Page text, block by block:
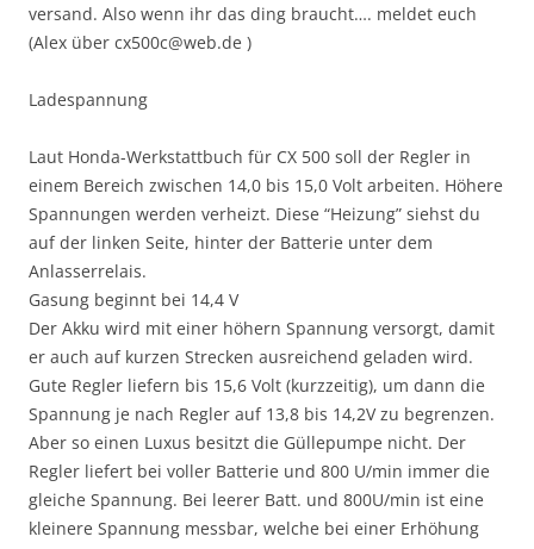
versand. Also wenn ihr das ding braucht…. meldet euch
(Alex über cx500c@web.de )
Ladespannung
Laut Honda-Werkstattbuch für CX 500 soll der Regler in
einem Bereich zwischen 14,0 bis 15,0 Volt arbeiten. Höhere
Spannungen werden verheizt. Diese “Heizung” siehst du
auf der linken Seite, hinter der Batterie unter dem
Anlasserrelais.
Gasung beginnt bei 14,4 V
Der Akku wird mit einer höhern Spannung versorgt, damit
er auch auf kurzen Strecken ausreichend geladen wird.
Gute Regler liefern bis 15,6 Volt (kurzzeitig), um dann die
Spannung je nach Regler auf 13,8 bis 14,2V zu begrenzen.
Aber so einen Luxus besitzt die Güllepumpe nicht. Der
Regler liefert bei voller Batterie und 800 U/min immer die
gleiche Spannung. Bei leerer Batt. und 800U/min ist eine
kleinere Spannung messbar, welche bei einer Erhöhung